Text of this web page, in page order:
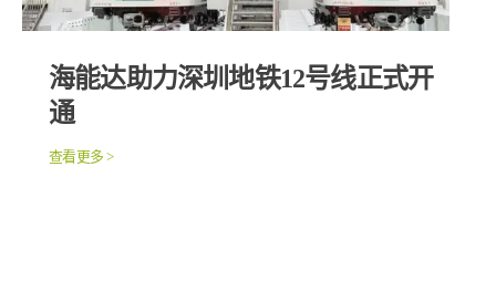
海能达助力深圳地铁12号线正式开
通
查看更多 >